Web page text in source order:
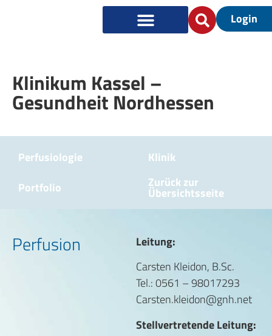
Login
Klinikum Kassel –
Gesundheit Nordhessen
Perfusiologie
Klinik
Portfolio
Zurück zur
Übersichtsseite
Perfusion
Leitung:
Carsten Kleidon, B.Sc.
Tel.: 0561 – 98017293
Carsten.kleidon@gnh.net
Stellvertretende Leitung: